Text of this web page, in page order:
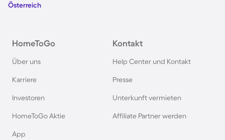
Hütten in Norwegen
Hütten in Spanien
Hütten in Frankreich
Österreich
HomeToGo
Über uns
Karriere
Investoren
HomeToGo Aktie
App
Kontakt
Help Center und Kontakt
Presse
Unterkunft vermieten
Affiliate Partner werden